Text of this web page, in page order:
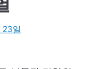
일